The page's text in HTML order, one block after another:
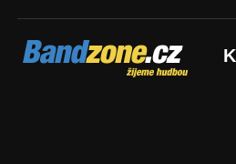
Bandzone.cz
žijeme hudbou